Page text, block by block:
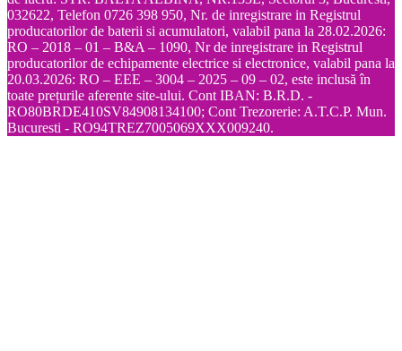
032622, Telefon 0726 398 950, Nr. de inregistrare in Registrul
producatorilor de baterii si acumulatori, valabil pana la 28.02.2026:
RO – 2018 – 01 – B&A – 1090, Nr de inregistrare in Registrul
producatorilor de echipamente electrice si electronice, valabil pana la
20.03.2026: RO – EEE – 3004 – 2025 – 09 – 02, este inclusă în
toate prețurile aferente site-ului. Cont IBAN: B.R.D. -
RO80BRDE410SV84908134100; Cont Trezorerie: A.T.C.P. Mun.
Bucuresti - RO94TREZ7005069XXX009240.